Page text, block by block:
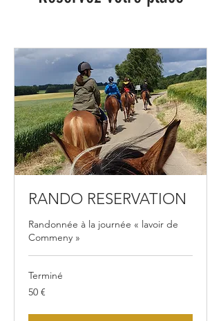
RANDO RESERVATION
Randonnée à la journée « lavoir de
Commeny »
Terminé
50
euros
50 €